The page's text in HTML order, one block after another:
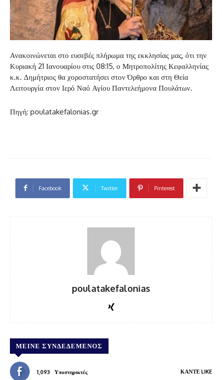
Ανακοινώνεται στο ευσεβές πλήρωμα της εκκλησίας μας, ότι την
Κυριακή 21 Ιανουαρίου στις 08:15, ο Μητροπολίτης Κεφαλληνίας
κ.κ. Δημήτριος θα χοροστατήσει στον Όρθρο και στη Θεία
Λειτουργία στον Ιερό Ναό Αγίου Παντελεήμονα Πουλάτων.
Πηγή: poulatakefalonias.gr
Facebook Twitter Pinterest
poulatakefalonias
ΜΕΊΝΕ ΣΥΝΔΕΔΕΜΈΝΟΣ
1,093 Υποστηρικτές ΚΆΝΤΕ LIKE